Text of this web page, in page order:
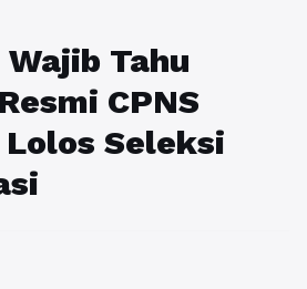
Wajib Tahu
CPNS
Seleksi